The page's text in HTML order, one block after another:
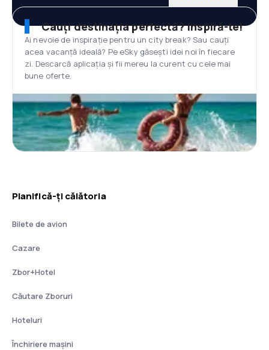
Cauți destinația perfectă? Inspiră-te!
Ai nevoie de inspirație pentru un city break? Sau cauți
acea vacanță ideală? Pe eSky găsești idei noi în fiecare
zi. Descarcă aplicația și fii mereu la curent cu cele mai
bune oferte.
Planifică-ți călătoria
Bilete de avion
Cazare
Zbor+Hotel
Căutare Zboruri
Hoteluri
Închiriere mașini